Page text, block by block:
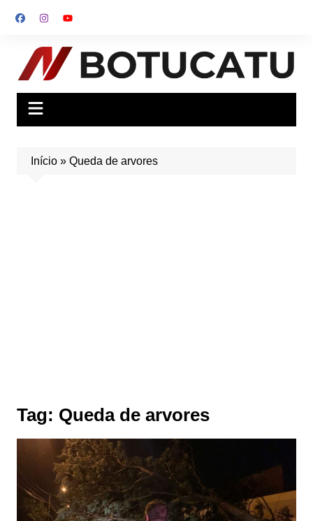
para
conteúdo
Início» Queda de arvores
Tag: Queda de arvores